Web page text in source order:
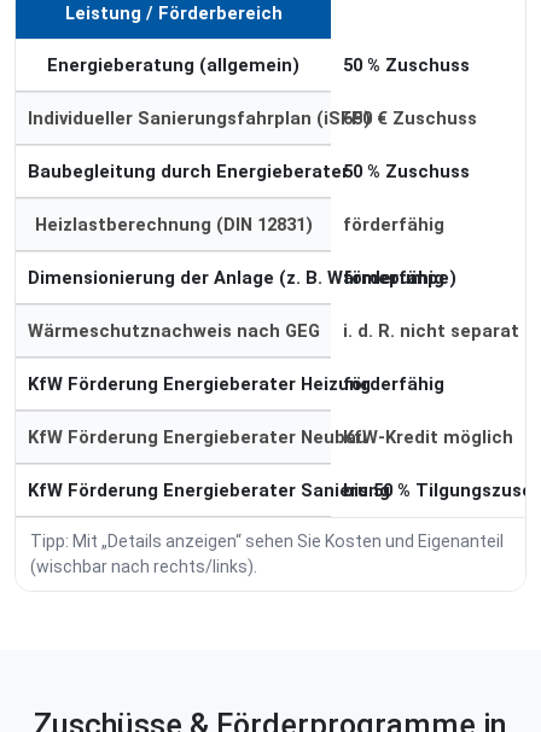
Leistung / Förderbereich
Energieberatung (allgemein) 50 % Zuschuss
Individueller Sanierungsfahrplan (iSFP)650 € Zuschuss
Baubegleitung durch Energieberater50 % Zuschuss
Heizlastberechnung (DIN 12831) förderfähig
Dimensionierung der Anlage (z. B. Wärmepumpe)
förderfähig
Wärmeschutznachweis nach GEG i. d. R. nicht separat
KfW Förderung Energieberater Heizungförderfähig
KfW Förderung Energieberater NeubauKfW-Kredit möglich
KfW Förderung Energieberater Sanierung
bis 50 %
Tipp: Mit „Details anzeigen“ sehen Sie Kosten und Eigenanteil
(wischbar nach rechts/links).
Zuschüsse & Förderprogramme in